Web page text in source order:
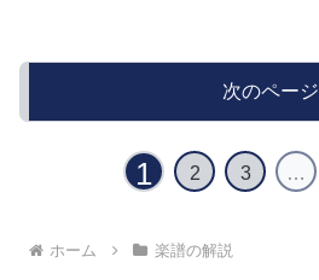
次のページ
1 2 3 …
ホーム 楽譜の解説